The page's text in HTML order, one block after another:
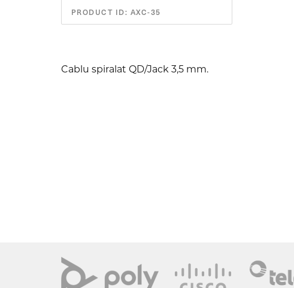
PRODUCT ID: AXC-35
Cablu spiralat QD/Jack 3,5 mm.